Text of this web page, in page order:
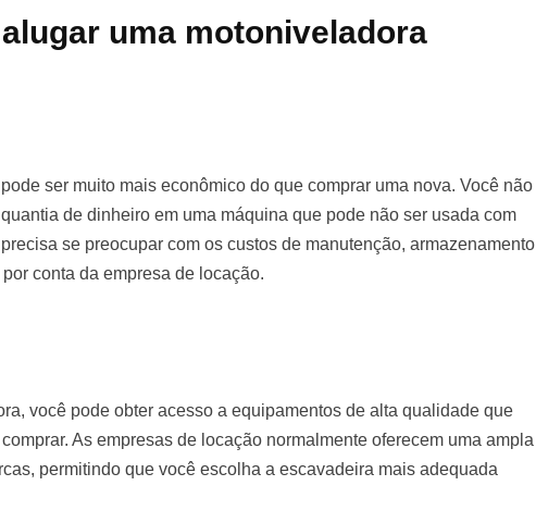
uma motoniveladora
ser muito mais econômico do que comprar uma nova. Você não
de dinheiro em uma máquina que pode não ser usada com
se preocupar com os custos de manutenção, armazenamento
conta da empresa de locação.
você pode obter acesso a equipamentos de alta qualidade que
As empresas de locação normalmente oferecem uma ampla
permitindo que você escolha a escavadeira mais adequada